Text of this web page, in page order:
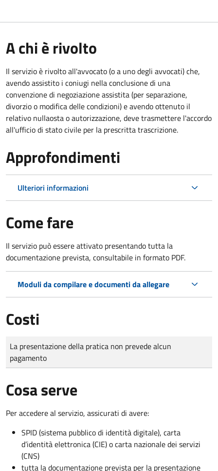
A chi è rivolto
Il servizio è rivolto all'avvocato (o a uno degli avvocati) che,
avendo assistito i coniugi nella conclusione di una
convenzione di negoziazione assistita (per separazione,
divorzio o modifica delle condizioni) e avendo ottenuto il
relativo nullaosta o autorizzazione, deve trasmettere l'accordo
all'ufficio di stato civile per la prescritta trascrizione.
Approfondimenti
Ulteriori informazioni
Come fare
Il servizio può essere attivato presentando tutta la
documentazione prevista, consultabile in formato PDF.
Moduli da compilare e documenti da allegare
Costi
Tipo di pagamento
Importo
La presentazione della pratica non prevede alcun
pagamento
Cosa serve
Per accedere al servizio, assicurati di avere:
SPID (sistema pubblico di identità digitale), carta
d’identità elettronica (CIE) o carta nazionale dei servizi
(CNS)
tutta la documentazione prevista per la presentazione